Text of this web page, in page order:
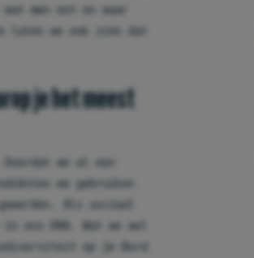
men eet en waar
laten we ook zien dat
je het meest
we al een
we gebruiken
Als sociaal
ons DNA. Wat we wel
op je Bord